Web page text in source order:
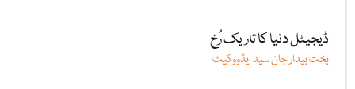
ڈیجیٹل دنیا کا تاریک رُخ
بخت بیدار جان سید ایڈووکیٹ